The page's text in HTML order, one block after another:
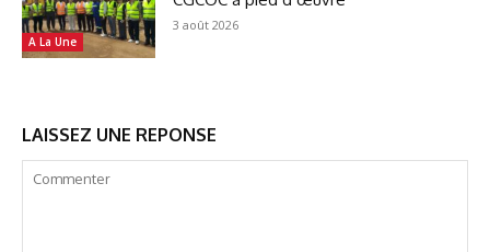
A La Une
3 août 2026
LAISSEZ UNE REPONSE